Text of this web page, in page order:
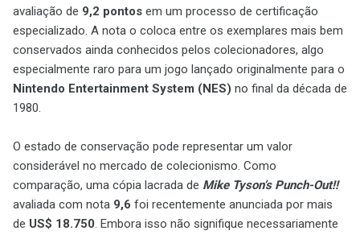
avaliação de 9,2 pontos em um processo de certificação
especializado. A nota o coloca entre os exemplares mais bem
conservados ainda conhecidos pelos colecionadores, algo
especialmente raro para um jogo lançado originalmente para o
Nintendo Entertainment System (NES) no final da década de
1980.
O estado de conservação pode representar um valor
considerável no mercado de colecionismo. Como
comparação, uma cópia lacrada de Mike Tyson’s Punch-Out!!
avaliada com nota 9,6 foi recentemente anunciada por mais
de US$ 18.750. Embora isso não signifique necessariamente